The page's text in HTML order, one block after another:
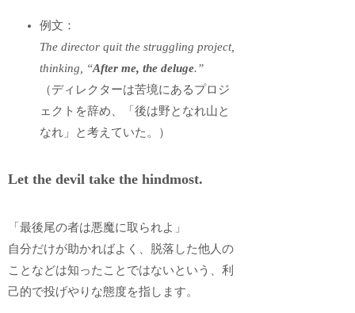
例文：
The director quit the struggling project,
thinking, “After me, the deluge.”
（ディレクターは苦境にあるプロジ
ェクトを辞め、「後は野となれ山と
なれ」と考えていた。）
Let the devil take the hindmost.
「最後尾の者は悪魔に取られよ」
自分だけが助かればよく、脱落した他人の
ことなどは知ったことではないという、利
己的で投げやりな態度を指します。